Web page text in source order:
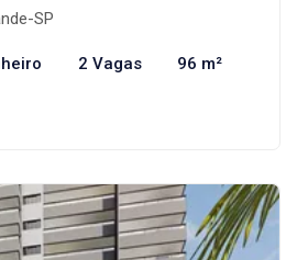
SP
2 Vagas 96 m²